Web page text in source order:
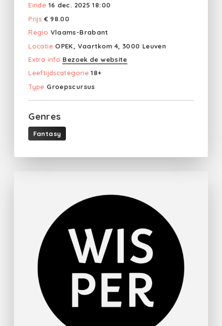
Einde 16 dec. 2025 18:00
Prijs € 98.00
Regio Vlaams-Brabant
Locatie OPEK, Vaartkom 4, 3000 Leuven
Extra info Bezoek de website
Leeftijdscategorie 18+
Type Groepscursus
Genres
Fantasy